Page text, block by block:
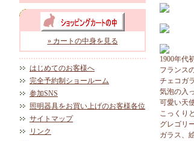
» カートの中身を見る
はじめてのお客様へ
完全予約制ショールーム
参加SNS
照明器具をお買い上げのお客様各位
サイトマップ
リンク
1900年代
フランス
チェコガ
気泡の入
可愛い天
こっくり
グレゴリ
ガラス、